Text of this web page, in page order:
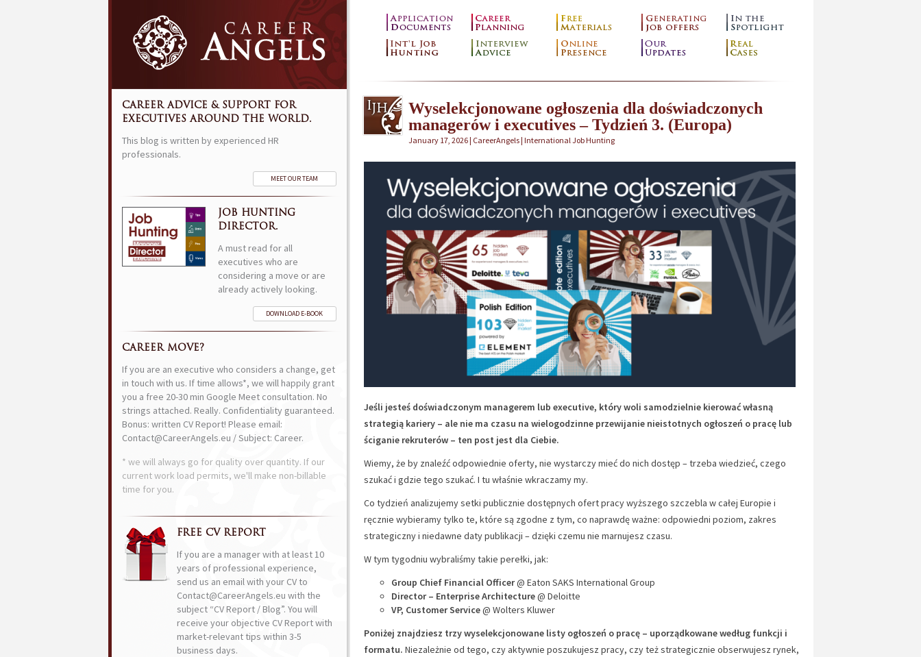
Wyselekcjonowane ogłoszenia dla doświadczonych
managerów i executives – Tydzień 3. (Europa)
January 17, 2026 | CareerAngels | International Job Hunting
Jeśli jesteś doświadczonym managerem lub executive, który woli samodzielnie kierować własną
strategią kariery – ale nie ma czasu na wielogodzinne przewijanie nieistotnych ogłoszeń o pracę lub
ściganie rekruterów – ten post jest dla Ciebie.
Wiemy, że by znaleźć odpowiednie oferty, nie wystarczy mieć do nich dostęp – trzeba wiedzieć, czego
szukać i gdzie tego szukać. I tu właśnie wkraczamy my.
Co tydzień analizujemy setki publicznie dostępnych ofert pracy wyższego szczebla w całej Europie i
ręcznie wybieramy tylko te, które są zgodne z tym, co naprawdę ważne: odpowiedni poziom, zakres
strategiczny i niedawne daty publikacji – dzięki czemu nie marnujesz czasu.
W tym tygodniu wybraliśmy takie perełki, jak:
Group Chief Financial Officer@ Eaton SAKS International Group
Director – Enterprise Architecture@ Deloitte
VP, Customer Service@ Wolters Kluwer
Poniżej znajdziesz trzy wyselekcjonowane listy ogłoszeń o pracę – uporządkowane według funkcji i
formatu. Niezależnie od tego, czy aktywnie poszukujesz pracy, czy też strategicznie obserwujesz rynek,
CAREER ADVICE & SUPPORT FOR
EXECUTIVES AROUND THE WORLD.
This blog is written by experienced HR
professionals.
MEET OUR TEAM
JOB HUNTING
DIRECTOR.
A must read for all
executives who are
considering a move or are
already actively looking.
DOWNLOAD E-BOOK
CAREER MOVE?
If you are an executive who considers a change, get
in touch with us. If time allows*, we will happily grant
you a free 20-30 min Google Meet consultation. No
strings attached. Really. Confidentiality guaranteed.
Bonus: written CV Report! Please email:
Contact@CareerAngels.eu / Subject: Career.
* we will always go for quality over quantity. If our
current work load permits, we'll make non-billable
time for you.
FREE CV REPORT
If you are a manager with at least 10
years of professional experience,
send us an email with your CV to
Contact@CareerAngels.eu with the
subject “CV Report / Blog”. You will
receive your objective CV Report with
market-relevant tips within 3-5
business days.